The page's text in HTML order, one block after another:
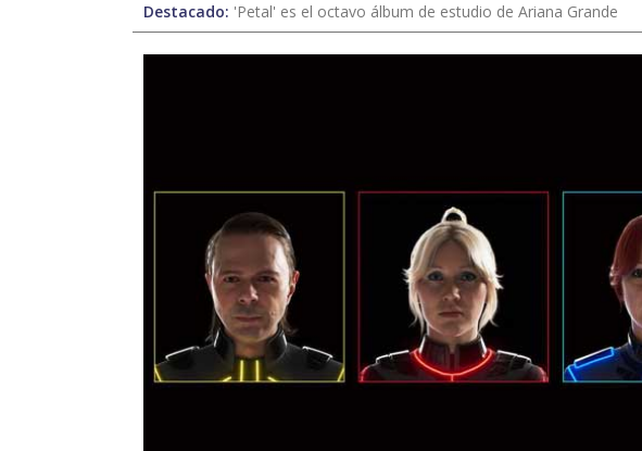
Destacado: 'Petal' es el octavo álbum de estudio de Ariana Grande